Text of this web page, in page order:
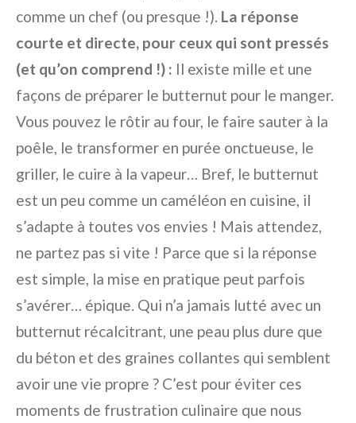
comme un chef (ou presque !). La réponse
courte et directe, pour ceux qui sont pressés
(et qu’on comprend !) : Il existe mille et une
façons de préparer le butternut pour le manger.
Vous pouvez le rôtir au four, le faire sauter à la
poêle, le transformer en purée onctueuse, le
griller, le cuire à la vapeur… Bref, le butternut
est un peu comme un caméléon en cuisine, il
s’adapte à toutes vos envies ! Mais attendez,
ne partez pas si vite ! Parce que si la réponse
est simple, la mise en pratique peut parfois
s’avérer… épique. Qui n’a jamais lutté avec un
butternut récalcitrant, une peau plus dure que
du béton et des graines collantes qui semblent
avoir une vie propre ? C’est pour éviter ces
moments de frustration culinaire que nous